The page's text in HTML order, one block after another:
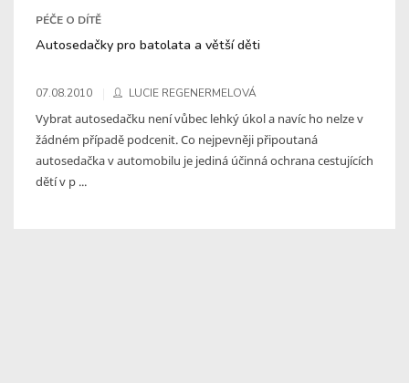
PÉČE O DÍTĚ
Autosedačky pro batolata a větší děti
07.08.2010 LUCIE REGENERMELOVÁ
Vybrat autosedačku není vůbec lehký úkol a navíc ho nelze v
žádném případě podcenit. Co nejpevněji připoutaná
autosedačka v automobilu je jediná účinná ochrana cestujících
dětí v p ...